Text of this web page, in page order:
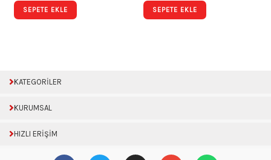
SEPETE EKLE SEPETE EKLE
KATEGORİLER
KURUMSAL
HIZLI ERİŞİM